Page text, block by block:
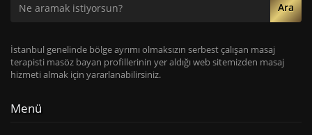
Ara
İstanbul genelinde bölge ayrımı olmaksızın serbest çalışan masaj
terapisti masöz bayan profillerinin yer aldığı web sitemizden masaj
hizmeti almak için yararlanabilirsiniz.
Menü